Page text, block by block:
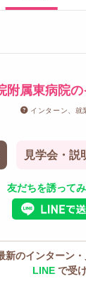
附属東病院
インターン、就
見学会・説
友だちを誘って
新のインターン
LINE で受